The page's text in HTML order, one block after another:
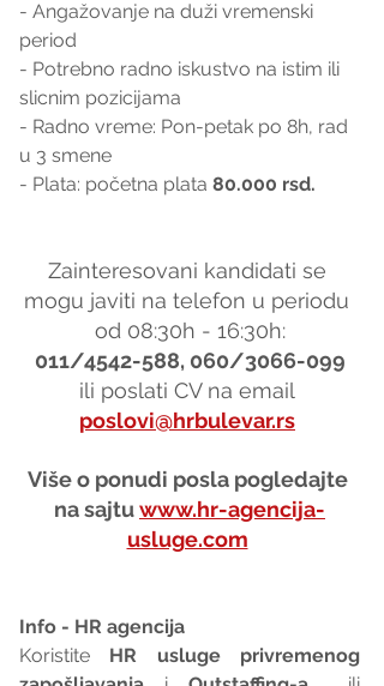
- Angažovanje na duži vremenski
period
- Potrebno radno iskustvo na istim ili
slicnim pozicijama
- Radno vreme: Pon-petak po 8h, rad
u 3 smene
- Plata: početna plata 80.000 rsd.
Zainteresovani kandidati se
mogu javiti na telefon u periodu
od 08:30h - 16:30h:
011/4542-588, 060/3066-099
ili poslati CV na email
poslovi@hrbulevar.rs
Više o ponudi posla pogledajte
na sajtu www.hr-agencija-
usluge.com
Info - HR agencija
Koristite HR usluge privremenog